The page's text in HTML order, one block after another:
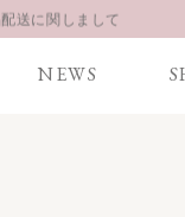
送に関しまして
NEWS